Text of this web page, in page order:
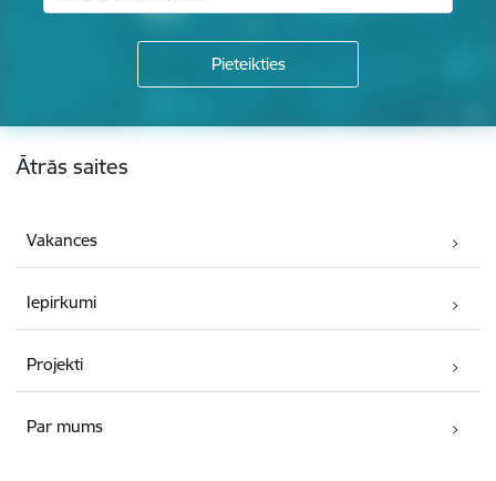
Kājene
Ātrās saites
Vakances
Iepirkumi
Projekti
Par mums